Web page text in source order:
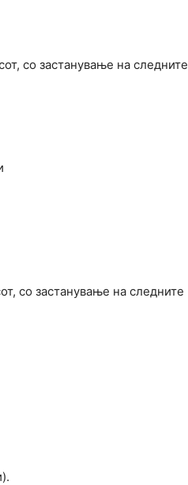
со застанување на следните
со застанување на следните